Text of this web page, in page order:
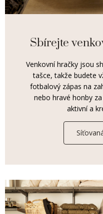
Sbírejte
Venkovní hračky jsou
tašce, takže budete
fotbalový zápas na
nebo hravé honby
aktivní a